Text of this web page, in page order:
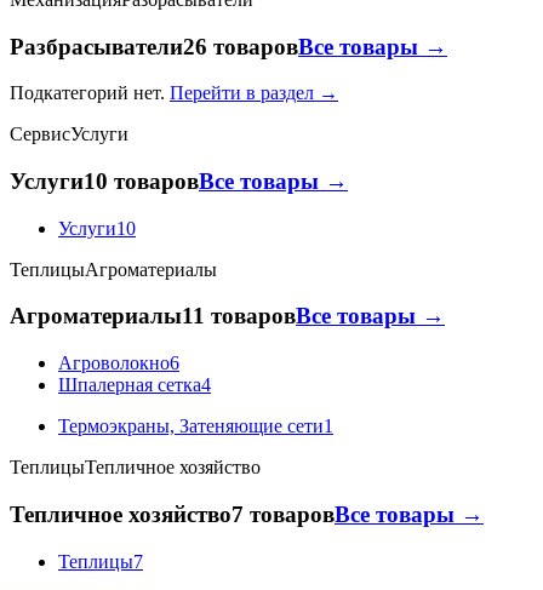
Разбрасыватели26 товаровВсе товары →
Подкатегорий нет. Перейти в раздел →
СервисУслуги
Услуги10 товаровВсе товары →
Услуги10
ТеплицыАгроматериалы
Агроматериалы11 товаровВсе товары →
Агроволокно6
Шпалерная сетка4
Термоэкраны, Затеняющие сети1
ТеплицыТепличное хозяйство
Тепличное хозяйство7 товаровВсе товары →
Теплицы7